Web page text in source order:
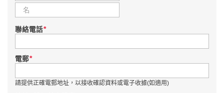
聯絡電話*
電郵*
請提供正確電郵地址，以接收確認資料或電子收據(如適用)